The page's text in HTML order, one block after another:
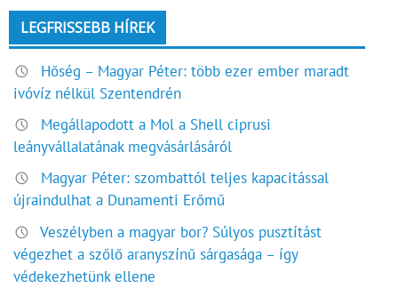
LEGFRISSEBB HÍREK
Hőség – Magyar Péter: több ezer ember maradt
ivóvíz nélkül Szentendrén
Megállapodott a Mol a Shell ciprusi
leányvállalatának megvásárlásáról
Magyar Péter: szombattól teljes kapacitással
újraindulhat a Dunamenti Erőmű
Veszélyben a magyar bor? Súlyos pusztítást
végezhet a szőlő aranyszínű sárgasága – így
védekezhetünk ellene